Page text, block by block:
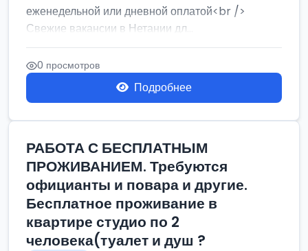
еженедельной или дневной оплатой<br />
Свежие вакансии в Нетании дл...
0 просмотров
Подробнее
РАБОТА С БЕСПЛАТНЫМ
ПРОЖИВАНИЕМ. Требуются
официанты и повара и другие.
Бесплатное проживание в
квартире студио по 2
человека(туалет и душ ?